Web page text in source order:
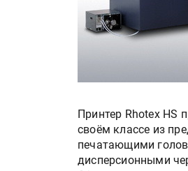
Принтер Rhotex HS
своём классе из
печатающими
дисперсионными